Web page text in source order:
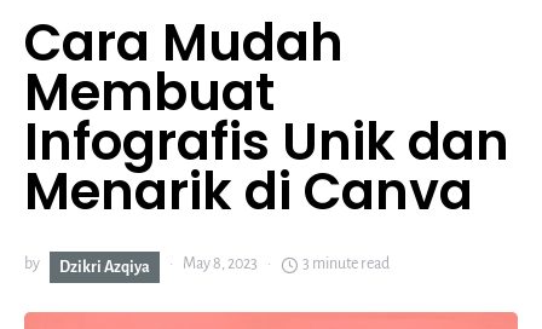
Cara Mudah
Membuat
Infografis Unik dan
Menarik di Canva
by Dzikri Azqiya May 8, 2023 3 minute read